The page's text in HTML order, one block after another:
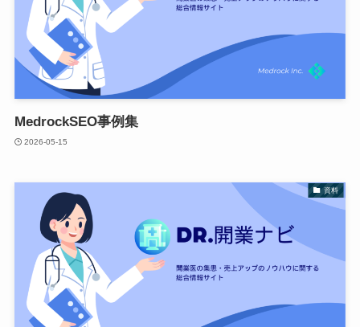
MedrockSEO事例集
2026-05-15
資料